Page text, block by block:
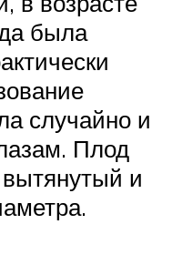
была
случайно и
Плод
и